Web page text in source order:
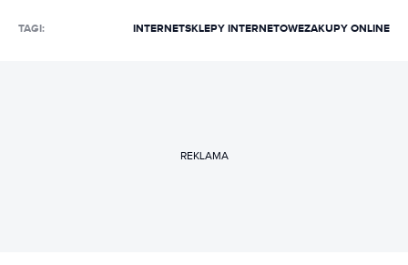
TAGI: INTERNETSKLEPY INTERNETOWEZAKUPY ONLINE
REKLAMA